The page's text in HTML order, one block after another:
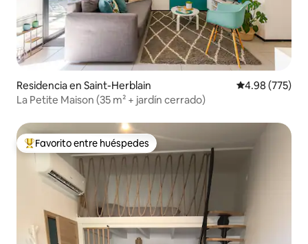
Residencia en Saint-Herblain Calificación
4.98 (775)
La Petite Maison (35 m² + jardín cerrado)
De los mejores en Favorito entre huéspedes
Favorito entre huéspedes